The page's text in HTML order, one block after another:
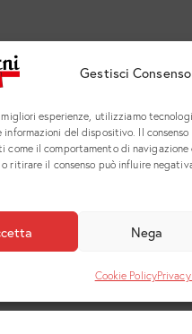
Gestisci
migliori esperienze, utilizziamo
informazioni del dispositivo. Il
come il comportamento di
ritirare il consenso può influire
Nega
Cookie Policy